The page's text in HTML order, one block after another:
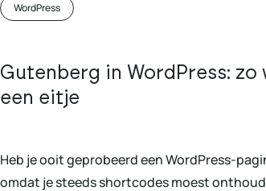
WordPress
Gutenberg in WordPress:
een eitje
Heb je ooit geprobeerd een WordPress-
omdat je steeds shortcodes moest